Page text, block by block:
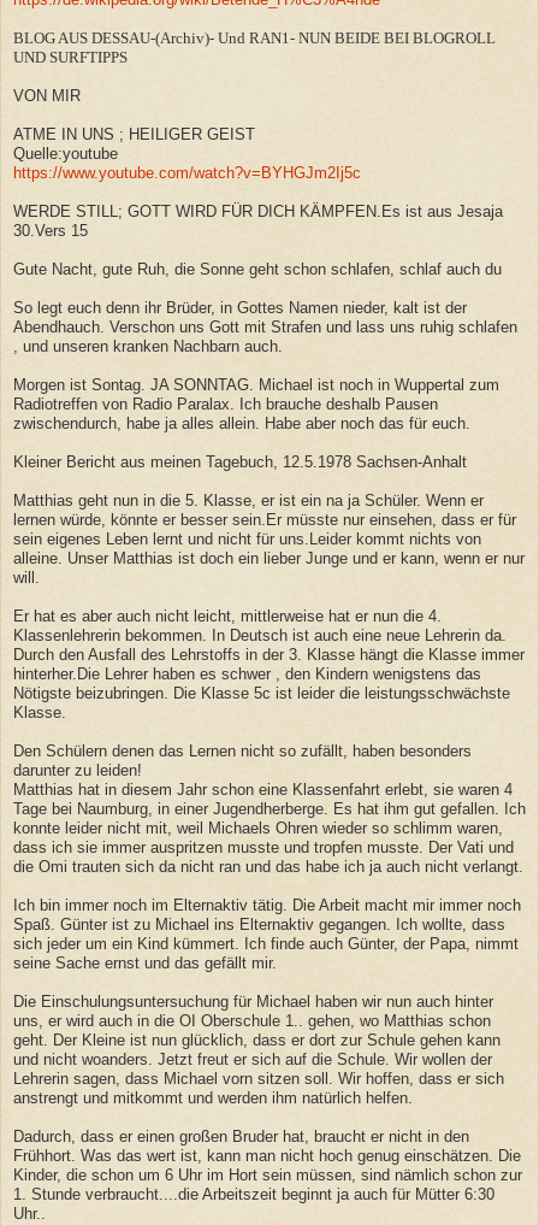
BLOG AUS DESSAU-(Archiv)- Und RAN1- NUN BEIDE BEI BLOGROLL
UND SURFTIPPS
VON MIR
ATME IN UNS ; HEILIGER GEIST
Quelle:youtube
https://www.youtube.com/watch?v=BYHGJm2Ij5c
WERDE STILL; GOTT WIRD FÜR DICH KÄMPFEN.Es ist aus Jesaja
30.Vers 15
Gute Nacht, gute Ruh, die Sonne geht schon schlafen, schlaf auch du
So legt euch denn ihr Brüder, in Gottes Namen nieder, kalt ist der
Abendhauch. Verschon uns Gott mit Strafen und lass uns ruhig schlafen
, und unseren kranken Nachbarn auch.
Morgen ist Sontag. JA SONNTAG. Michael ist noch in Wuppertal zum
Radiotreffen von Radio Paralax. Ich brauche deshalb Pausen
zwischendurch, habe ja alles allein. Habe aber noch das für euch.
Kleiner Bericht aus meinen Tagebuch, 12.5.1978 Sachsen-Anhalt
Matthias geht nun in die 5. Klasse, er ist ein na ja Schüler. Wenn er
lernen würde, könnte er besser sein.Er müsste nur einsehen, dass er für
sein eigenes Leben lernt und nicht für uns.Leider kommt nichts von
alleine. Unser Matthias ist doch ein lieber Junge und er kann, wenn er nur
will.
Er hat es aber auch nicht leicht, mittlerweise hat er nun die 4.
Klassenlehrerin bekommen. In Deutsch ist auch eine neue Lehrerin da.
Durch den Ausfall des Lehrstoffs in der 3. Klasse hängt die Klasse immer
hinterher.Die Lehrer haben es schwer , den Kindern wenigstens das
Nötigste beizubringen. Die Klasse 5c ist leider die leistungsschwächste
Klasse.
Den Schülern denen das Lernen nicht so zufällt, haben besonders
darunter zu leiden!
Matthias hat in diesem Jahr schon eine Klassenfahrt erlebt, sie waren 4
Tage bei Naumburg, in einer Jugendherberge. Es hat ihm gut gefallen. Ich
konnte leider nicht mit, weil Michaels Ohren wieder so schlimm waren,
dass ich sie immer auspritzen musste und tropfen musste. Der Vati und
die Omi trauten sich da nicht ran und das habe ich ja auch nicht verlangt.
Ich bin immer noch im Elternaktiv tätig. Die Arbeit macht mir immer noch
Spaß. Günter ist zu Michael ins Elternaktiv gegangen. Ich wollte, dass
sich jeder um ein Kind kümmert. Ich finde auch Günter, der Papa, nimmt
seine Sache ernst und das gefällt mir.
Die Einschulungsuntersuchung für Michael haben wir nun auch hinter
uns, er wird auch in die OI Oberschule 1.. gehen, wo Matthias schon
geht. Der Kleine ist nun glücklich, dass er dort zur Schule gehen kann
und nicht woanders. Jetzt freut er sich auf die Schule. Wir wollen der
Lehrerin sagen, dass Michael vorn sitzen soll. Wir hoffen, dass er sich
anstrengt und mitkommt und werden ihm natürlich helfen.
Dadurch, dass er einen großen Bruder hat, braucht er nicht in den
Frühhort. Was das wert ist, kann man nicht hoch genug einschätzen. Die
Kinder, die schon um 6 Uhr im Hort sein müssen, sind nämlich schon zur
1. Stunde verbraucht....die Arbeitszeit beginnt ja auch für Mütter 6:30
Uhr..